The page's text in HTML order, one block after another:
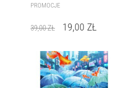
PROMOCJE
39,00ZŁ 19,00 ZŁ